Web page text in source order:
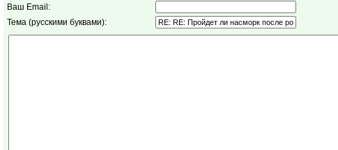
Ваш Email:
Тема (русскими буквами):